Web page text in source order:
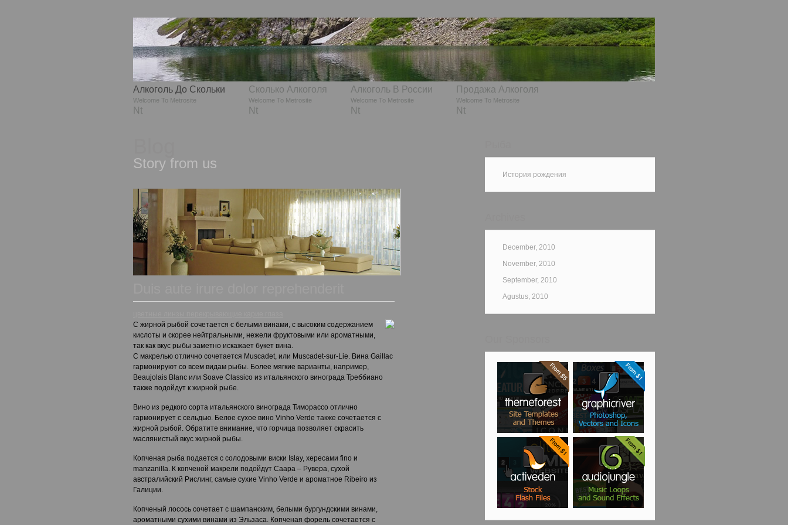
Алкоголь До Скольки
Welcome To Metrosite
Nt
Сколько Алкоголя
Welcome To Metrosite
Nt
Алкоголь В России
Welcome To Metrosite
Nt
Продажа Алкоголя
Welcome To Metrosite
Nt
Story from us
С жирной рыбой сочетается с белыми винами, с высоким содержанием
кислоты и скорее нейтральными, нежели фруктовыми или ароматными,
так как вкус рыбы заметно искажает букет вина.
С макрелью отлично сочетается Muscadet, или Muscadet-sur-Lie. Вина Gaillac
гармонируют со всем видам рыбы. Более мягкие варианты, например,
Beaujolais Blanc или Soave Classico из итальянского винограда Треббиано
также подойдут к жирной рыбе.
Вино из редкого сорта итальянского винограда Тиморассо отлично
гармонирует с сельдью. Белое сухое вино Vinho Verde также сочетается с
жирной рыбой. Обратите внимание, что горчица позволяет скрасить
маслянистый вкус жирной рыбы.
Копченая рыба подается с солодовыми виски Islay, хересами fino и
manzanilla. К копченой макрели подойдут Саара – Рувера, сухой
австралийский Рислинг, самые сухие Vinho Verde и ароматное Ribeiro из
Галиции.
Копченый лосось сочетает с шампанским, белыми бургундскими винами,
ароматными сухими винами из Эльзаса. Копченая форель сочетается с
История рождения
December, 2010
November, 2010
September, 2010
Agustus, 2010